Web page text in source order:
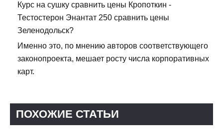
Курс на сушку сравнить цены Кропоткин -
Тестостерон Энантат 250 сравнить цены
Зеленодольск?
Именно это, по мнению авторов соответствующего
законопроекта, мешает росту числа корпоративных
карт.
ПОХОЖИЕ СТАТЬИ